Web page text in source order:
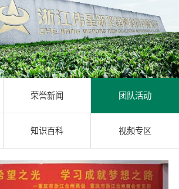
荣誉新闻 团队活动
知识百科 视频专区